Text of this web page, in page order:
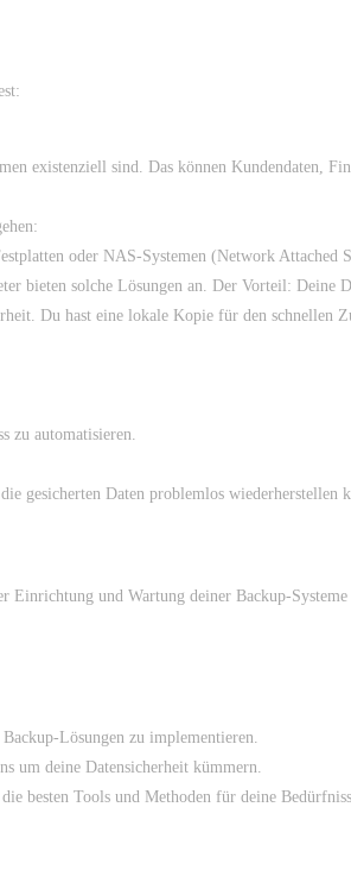
existenziell sind. Das können Kundendaten,
oder NAS-Systemen (Network
bieten solche Lösungen an. Der Vorteil: Deine
Du hast eine lokale Kopie für den schnellen
zu automatisieren.
gesicherten Daten problemlos wiederherstellen
Einrichtung und Wartung deiner Backup-
Lösungen zu implementieren.
um deine Datensicherheit kümmern.
besten Tools und Methoden für deine